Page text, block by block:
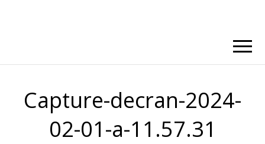
Capture-decran-2024-
02-01-a-11.57.31